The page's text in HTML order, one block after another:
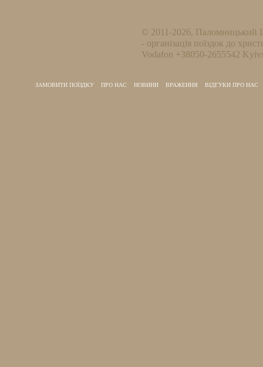
© 2011-2026, Паломницький
- організація поїздок до
Vodafon +38050-2655542
ЗАМОВИТИ ПОЇЗДКУ ПРО НАС НОВИНИ ВРАЖЕННЯ ВІДГУКИ ПРО НАС